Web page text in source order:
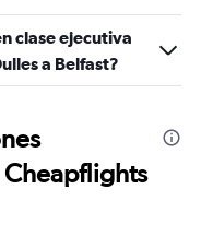
clase ejecutiva
a Belfast?